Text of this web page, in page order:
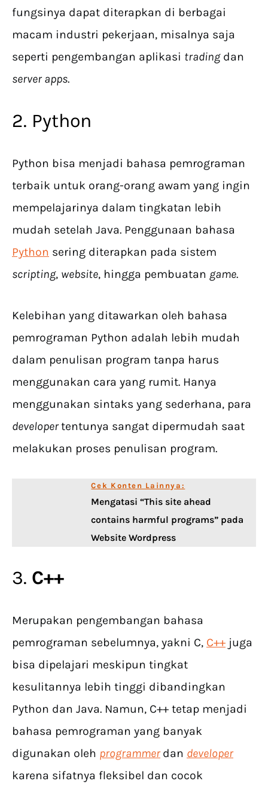
fungsinya dapat diterapkan di berbagai
macam industri pekerjaan, misalnya saja
seperti pengembangan aplikasi tradingdan
server apps.
2. Python
Python bisa menjadi bahasa pemrograman
terbaik untuk orang-orang awam yang ingin
mempelajarinya dalam tingkatan lebih
mudah setelah Java. Penggunaan bahasa
Python sering diterapkan pada sistem
scripting, website, hingga pembuatan game.
Kelebihan yang ditawarkan oleh bahasa
pemrograman Python adalah lebih mudah
dalam penulisan program tanpa harus
menggunakan cara yang rumit. Hanya
menggunakan sintaks yang sederhana, para
developertentunya sangat dipermudah saat
melakukan proses penulisan program.
Cek Konten Lainnya:
Mengatasi “This site ahead
contains harmful programs” pada
Website Wordpress
3. C++
Merupakan pengembangan bahasa
pemrograman sebelumnya, yakni C, C++ juga
bisa dipelajari meskipun tingkat
kesulitannya lebih tinggi dibandingkan
Python dan Java. Namun, C++ tetap menjadi
bahasa pemrograman yang banyak
digunakan oleh programmer dan developer
karena sifatnya fleksibel dan cocok